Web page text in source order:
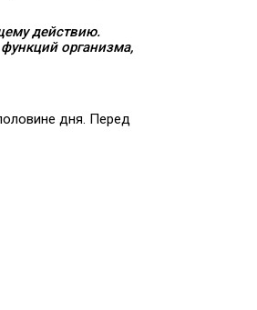
действию.
организма,
дня. Перед